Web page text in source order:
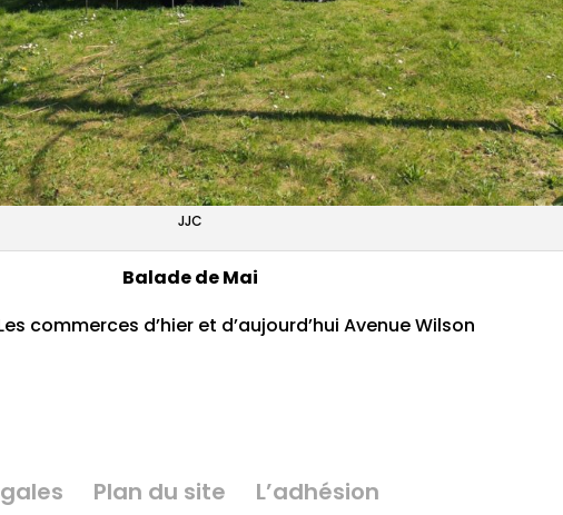
JJC
Balade de Mai
commerces d’hier et d’aujourd’hui Avenue Wilson
Plan du site L’adhésion